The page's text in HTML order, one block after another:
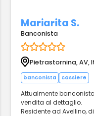
Mariarita S.
Banconista
Pietrastornina, AV,
banconista cassiere
Attualmente
vendita al dettaglio.
Residente ad Avellino,